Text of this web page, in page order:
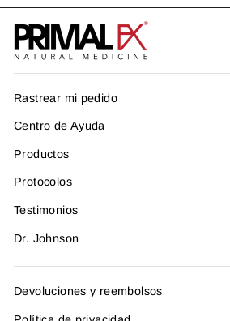
Rastrear mi pedido
Centro de Ayuda
Productos
Protocolos
Testimonios
Dr. Johnson
Devoluciones y reembolsos